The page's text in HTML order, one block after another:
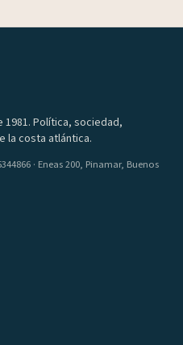
1981. Política, sociedad,
la costa atlántica.
· Eneas 200, Pinamar, Buenos